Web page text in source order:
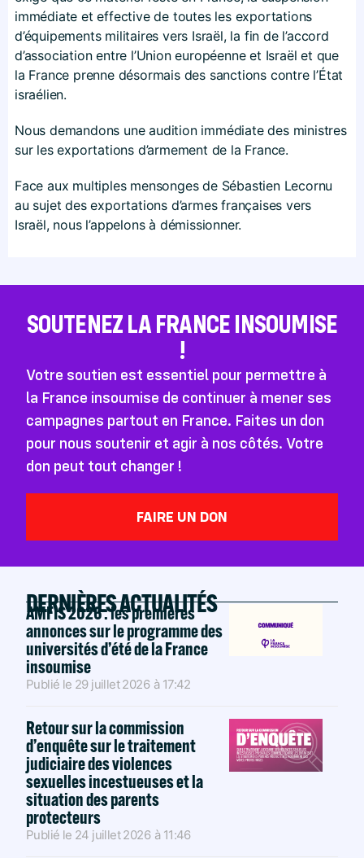
immédiate et effective de toutes les exportations
d’équipements militaires vers Israël, la fin de l’accord
d’association entre l’Union européenne et Israël et que
la France prenne désormais des sanctions contre l’État
israélien.
Nous demandons une audition immédiate des ministres
sur les exportations d’armement de la France.
Face aux multiples mensonges de Sébastien Lecornu
au sujet des exportations d’armes françaises vers
Israël, nous l’appelons à démissionner.
SOUTENEZ LA FRANCE INSOUMISE
!
Votre soutien est essentiel pour permettre à
la France insoumise de continuer à mener ses
campagnes partout en France. Faites un don
pour nous soutenir et agir à nos côtés. Votre
don peut tout changer !
FAIRE UN DON
DERNIÈRES ACTUALITÉS
AMFIS 2026 : les premières
annonces sur le programme des
universités d’été de la France
insoumise
Publié le 29 juillet 2026 à 17:42
Retour sur la commission
d’enquête sur le traitement
judiciaire des violences
sexuelles incestueuses et la
situation des parents
protecteurs
Publié le 24 juillet 2026 à 11:46